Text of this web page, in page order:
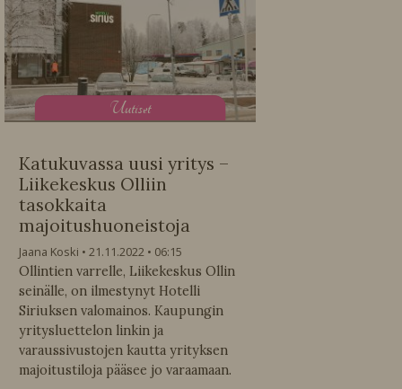
Uutiset
Katukuvassa uusi yritys –
Liikekeskus Olliin
tasokkaita
majoitushuoneistoja
Jaana Koski 21.11.2022
06:15
Ollintien varrelle, Liikekeskus Ollin
seinälle, on ilmestynyt Hotelli
Siriuksen valomainos. Kaupungin
yritysluettelon linkin ja
varaussivustojen kautta yrityksen
majoitustiloja pääsee jo varaamaan.